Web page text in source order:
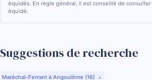
équidés. En règle général, il est conseillé de
équidé.
Suggestions de recherche
Maréchal-Ferrant à Angoulême (16)